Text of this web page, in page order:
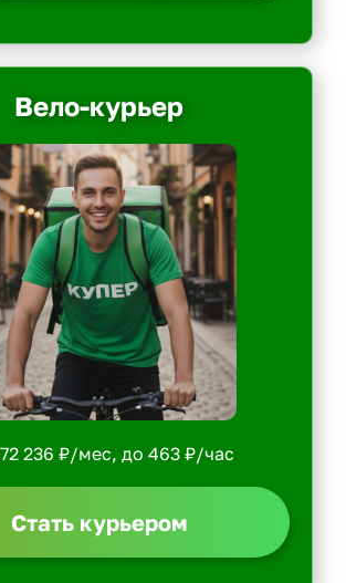
Вело-курьер
236 ₽/мес, до 463 ₽/час
Стать курьером